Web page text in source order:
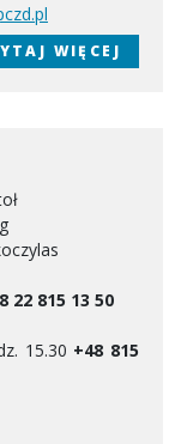
WIĘCEJ
22 815 13 50
15.30 +48 815